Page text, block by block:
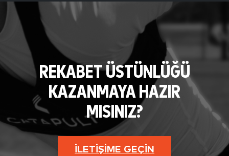
REKABET ÜSTÜNLÜĞÜ
KAZANMAYA HAZIR
MISINIZ?
İLETIŞIME GEÇIN